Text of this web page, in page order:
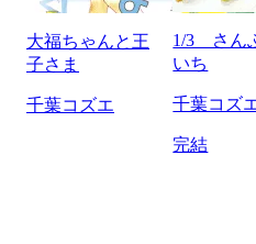
大福ちゃんと王
子さま
千葉コズエ
1/3 さん
いち
千葉コズ
完結